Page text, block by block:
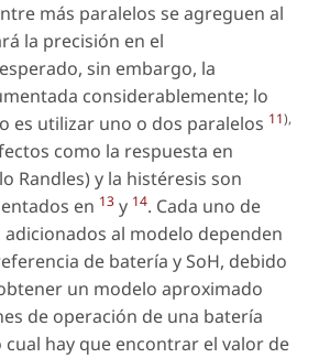
más paralelos se agreguen al
la precisión en el
sin embargo, la
considerablemente; lo
es utilizar uno o dos paralelos 11),
como la respuesta en
Randles) y la histéresis son
en 13 y 14. Cada uno de
al modelo dependen
de batería y SoH, debido
un modelo aproximado
de operación de una batería
cual hay que encontrar el valor de